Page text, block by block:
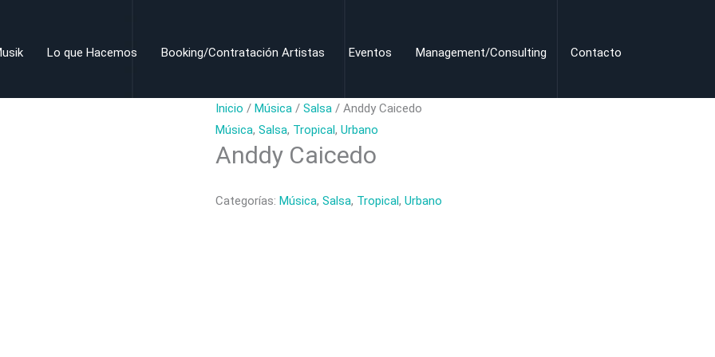
Lo que Hacemos Booking/Contratación Artistas Eventos Management/Consulting Contacto
Inicio / Música/ Salsa/ Anddy Caicedo
Música, Salsa, Tropical, Urbano
Anddy Caicedo
Categorías: Música, Salsa, Tropical, Urbano